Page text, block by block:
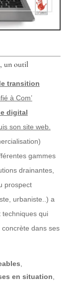
un outil
transition
à Com’
digital
son site web.
gammes
drainantes,
prospect
urbaniste..) a
techniques qui
concrète dans ses
en situation